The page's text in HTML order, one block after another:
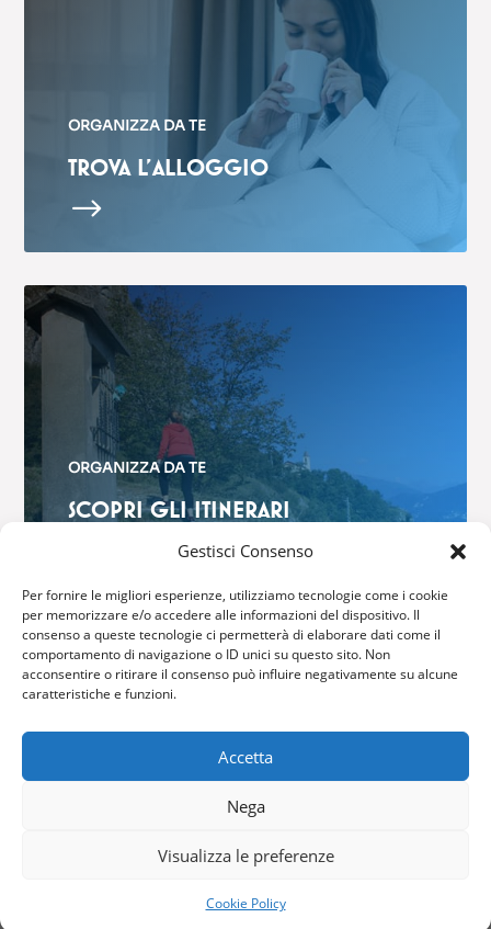
Gestisci Consenso
Per fornire le migliori esperienze, utilizziamo tecnologie come i cookie
per memorizzare e/o accedere alle informazioni del dispositivo. Il
consenso a queste tecnologie ci permetterà di elaborare dati come il
comportamento di navigazione o ID unici su questo sito. Non
acconsentire o ritirare il consenso può influire negativamente su alcune
caratteristiche e funzioni.
Accetta
Nega
Visualizza le preferenze
Cookie Policy
ORGANIZZA DA TE
TROVA L’ALLOGGIO
$
ORGANIZZA DA TE
SCOPRI GLI ITINERARI
GRIANTE CADENABBIA
Via Brentano, 6 – 22011 Griante
Tel: (+39) 0344 40416
Fax: (+39) 0344 42316
Copyright © 2024 – All Right Reserved –